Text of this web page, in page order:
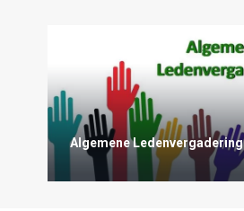
Algemene Ledenvergadering